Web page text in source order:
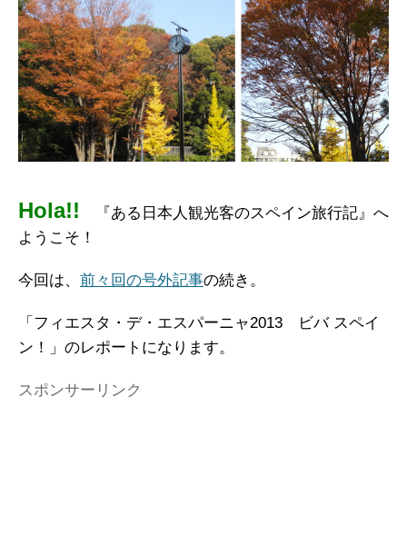
Hola!!
『ある日本人観光客のスペイン旅行記』へ
ようこそ！
今回は、 前々回の号外記事の続き。
「フィエスタ・デ・エスパーニャ2013 ビバ スペイ
ン！」のレポートになります。
スポンサーリンク